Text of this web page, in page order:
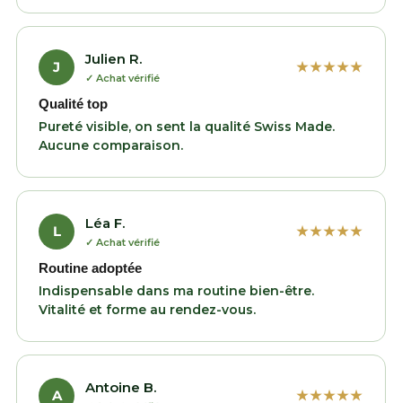
J Julien R.
✓ Achat vérifié
★★★★★
Qualité top
Pureté visible, on sent la qualité Swiss Made.
Aucune comparaison.
L Léa F.
✓ Achat vérifié
★★★★★
Routine adoptée
Indispensable dans ma routine bien-être.
Vitalité et forme au rendez-vous.
A Antoine B. ★★★★★